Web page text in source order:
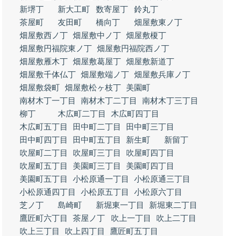
新堺丁
新大工町 数寄屋丁
鈴丸丁
茶屋町
友田町 橋向丁
畑屋敷東ノ丁
畑屋敷西ノ丁 畑屋敷中ノ丁 畑屋敷榎丁
畑屋敷円福院東ノ丁 畑屋敷円福院西ノ丁
畑屋敷雁木丁 畑屋敷葛屋丁 畑屋敷新道丁
畑屋敷千体仏丁 畑屋敷端ノ丁 畑屋敷兵庫ノ丁
畑屋敷袋町 畑屋敷松ヶ枝丁
美園町
南材木丁一丁目
南材木丁二丁目
南材木丁三丁目
柳丁
木広町二丁目
木広町四丁目
木広町五丁目
田中町二丁目
田中町三丁目
田中町四丁目
田中町五丁目 新生町
新留丁
吹屋町二丁目
吹屋町三丁目
吹屋町四丁目
吹屋町五丁目
美園町三丁目
美園町四丁目
美園町五丁目
小松原通一丁目
小松原通三丁目
小松原通四丁目
小松原五丁目
小松原六丁目
芝ノ丁
島崎町 新堀東一丁目
新堀東二丁目
鷹匠町六丁目
茶屋ノ丁 吹上一丁目
吹上二丁目
吹上三丁目
吹上四丁目
鷹匠町五丁目